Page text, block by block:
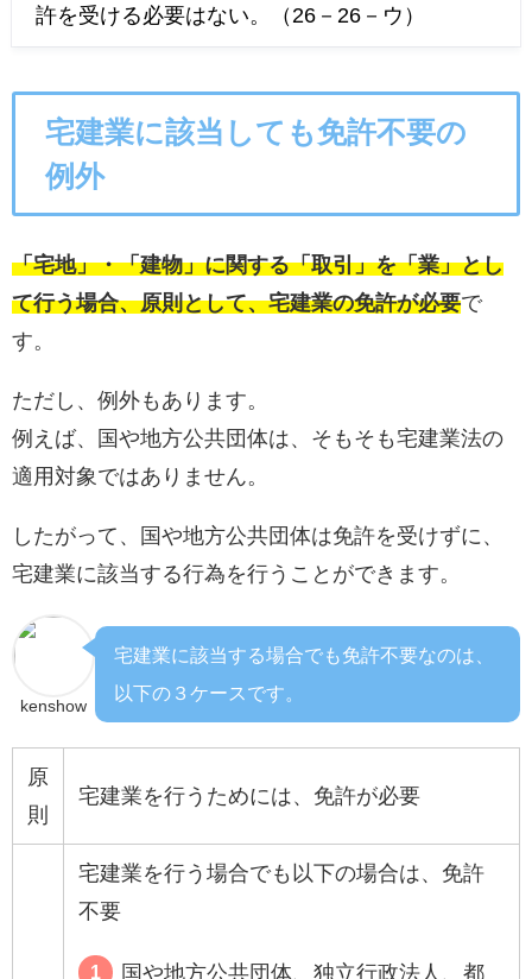
許を受ける必要はない。（26－26－ウ）
宅建業に該当しても免許不要の
例外
「宅地」・「建物」に関する「取引」を「業」とし
て行う場合、原則として、宅建業の免許が必要で
す。
ただし、例外もあります。
例えば、国や地方公共団体は、そもそも宅建業法の
適用対象ではありません。
したがって、国や地方公共団体は免許を受けずに、
宅建業に該当する行為を行うことができます。
kenshow
宅建業に該当する場合でも免許不要なのは、
以下の３ケースです。
原
則
宅建業を行うためには、免許が必要
宅建業を行う場合でも以下の場合は、免許
不要
国や地方公共団体、独立行政法人、都